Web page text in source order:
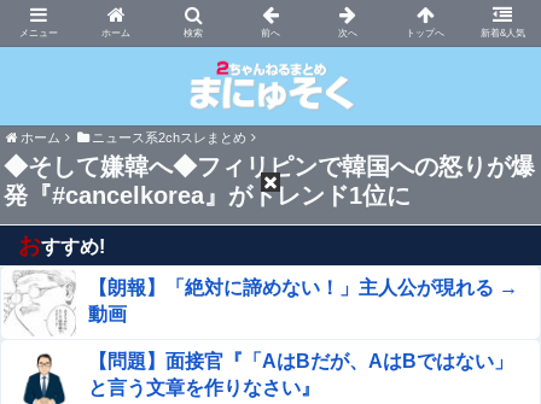
ホーム 新着&人気
まにゅそく 2chまとめニュース速報VIP
ホーム ニュース系2chスレまとめ
◆そして嫌韓へ◆フィリピンで韓国への怒りが爆
発『#cancelkorea』がトレンド1位に
おすすめ!
【朗報】「絶対に諦めない！」主人公が現れる →
動画
【問題】面接官『「AはBだが、AはBではない」
と言う文章を作りなさい』